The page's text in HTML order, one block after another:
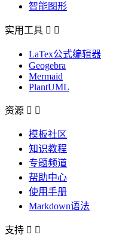
智能图形
实用工具  
LaTex公式编辑器
Geogebra
Mermaid
PlantUML
资源  
模板社区
知识教程
专题频道
帮助中心
使用手册
Markdown语法
支持  